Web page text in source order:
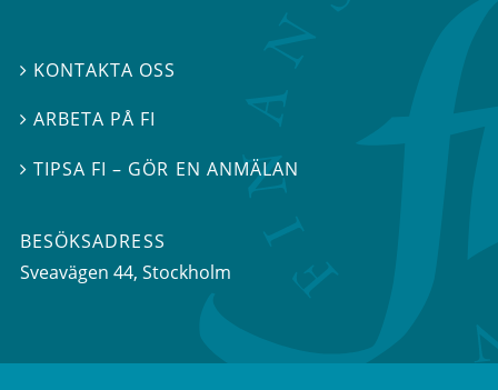
 KONTAKTA OSS
ARBETA PÅ FI
TIPSA FI – GÖR EN ANMÄLAN
BESÖKSADRESS
Sveavägen 44, Stockholm